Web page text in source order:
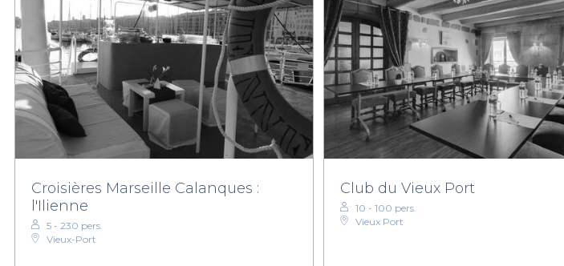
Croisières Marseille Calanques :
l'Ilienne
5 - 230 pers.
Vieux-Port
Club du Vieux Port
10 - 100 pers.
Vieux Port